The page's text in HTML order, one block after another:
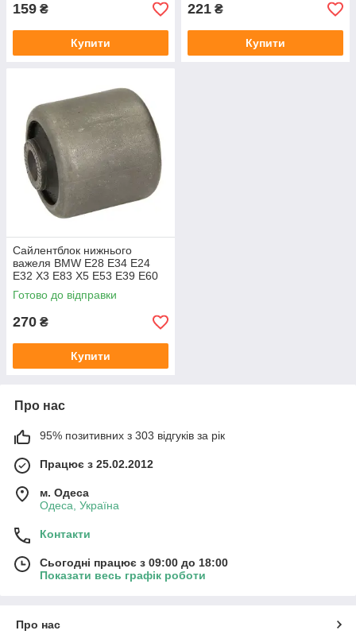
159 ₴
Купити
221 ₴
Купити
Сайлентблок нижнього
важеля BMW E28 E34 E24
E32 X3 E83 X5 E53 E39 E60
E61 виробник MEYLE
Німеччина
Готово до відправки
270 ₴
Купити
Про нас
95% позитивних з 303 відгуків за рік
Працює з 25.02.2012
м. Одеса
Одеса, Україна
Контакти
Сьогодні працює з 09:00 до 18:00
Показати весь графік роботи
Про нас